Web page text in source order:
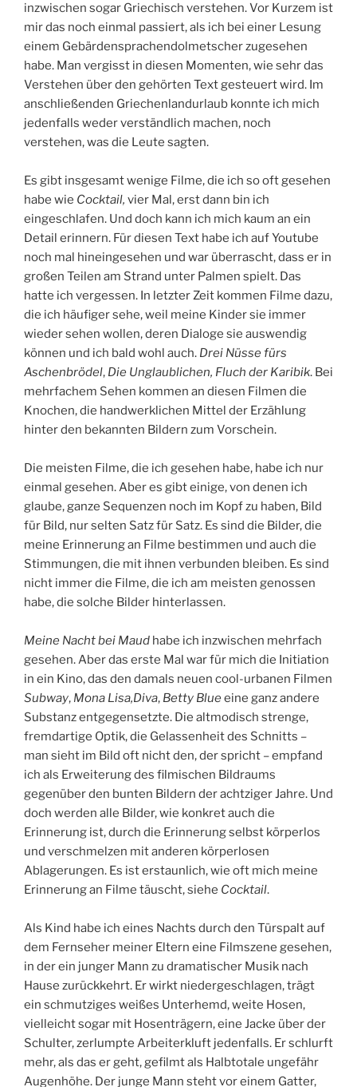
inzwischen sogar Griechisch verstehen. Vor Kurzem ist
mir das noch einmal passiert, als ich bei einer Lesung
einem Gebärdensprachendolmetscher zugesehen
habe. Man vergisst in diesen Momenten, wie sehr das
Verstehen über den gehörten Text gesteuert wird. Im
anschließenden Griechenlandurlaub konnte ich mich
jedenfalls weder verständlich machen, noch
verstehen, was die Leute sagten.
Es gibt insgesamt wenige Filme, die ich so oft gesehen
habe wie Cocktail, vier Mal, erst dann bin ich
eingeschlafen. Und doch kann ich mich kaum an ein
Detail erinnern. Für diesen Text habe ich auf Youtube
noch mal hineingesehen und war überrascht, dass er in
großen Teilen am Strand unter Palmen spielt. Das
hatte ich vergessen. In letzter Zeit kommen Filme dazu,
die ich häufiger sehe, weil meine Kinder sie immer
wieder sehen wollen, deren Dialoge sie auswendig
können und ich bald wohl auch. Drei Nüsse fürs
Aschenbrödel, Die Unglaublichen, Fluch der Karibik. Bei
mehrfachem Sehen kommen an diesen Filmen die
Knochen, die handwerklichen Mittel der Erzählung
hinter den bekannten Bildern zum Vorschein.
Die meisten Filme, die ich gesehen habe, habe ich nur
einmal gesehen. Aber es gibt einige, von denen ich
glaube, ganze Sequenzen noch im Kopf zu haben, Bild
für Bild, nur selten Satz für Satz. Es sind die Bilder, die
meine Erinnerung an Filme bestimmen und auch die
Stimmungen, die mit ihnen verbunden bleiben. Es sind
nicht immer die Filme, die ich am meisten genossen
habe, die solche Bilder hinterlassen.
Meine Nacht bei Maud habe ich inzwischen mehrfach
gesehen. Aber das erste Mal war für mich die Initiation
in ein Kino, das den damals neuen cool-urbanen Filmen
Subway, Mona Lisa,Diva, Betty Blueeine ganz andere
Substanz entgegensetzte. Die altmodisch strenge,
fremdartige Optik, die Gelassenheit des Schnitts –
man sieht im Bild oft nicht den, der spricht – empfand
ich als Erweiterung des filmischen Bildraums
gegenüber den bunten Bildern der achtziger Jahre. Und
doch werden alle Bilder, wie konkret auch die
Erinnerung ist, durch die Erinnerung selbst körperlos
und verschmelzen mit anderen körperlosen
Ablagerungen. Es ist erstaunlich, wie oft mich meine
Erinnerung an Filme täuscht, siehe Cocktail.
Als Kind habe ich eines Nachts durch den Türspalt auf
dem Fernseher meiner Eltern eine Filmszene gesehen,
in der ein junger Mann zu dramatischer Musik nach
Hause zurückkehrt. Er wirkt niedergeschlagen, trägt
ein schmutziges weißes Unterhemd, weite Hosen,
vielleicht sogar mit Hosenträgern, eine Jacke über der
Schulter, zerlumpte Arbeiterkluft jedenfalls. Er schlurft
mehr, als das er geht, gefilmt als Halbtotale ungefähr
Augenhöhe. Der junge Mann steht vor einem Gatter,